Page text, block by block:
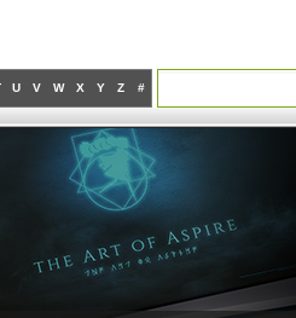
U V W X Y Z #